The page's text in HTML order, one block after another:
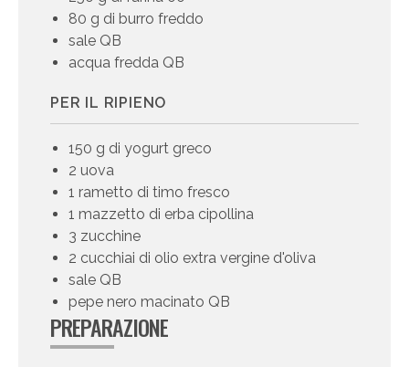
80 g di burro freddo
sale QB
acqua fredda QB
PER IL RIPIENO
150 g di yogurt greco
2 uova
1 rametto di timo fresco
1 mazzetto di erba cipollina
3 zucchine
2 cucchiai di olio extra vergine d'oliva
sale QB
pepe nero macinato QB
PREPARAZIONE